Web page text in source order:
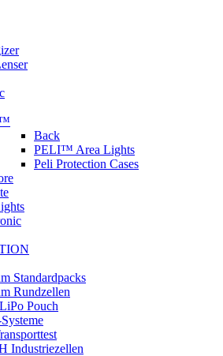
Back
PELI™ Area Lights
Peli Protection Cases
Standardpacks
Rundzellen
Pouch
Industriezellen